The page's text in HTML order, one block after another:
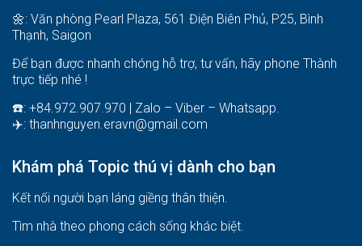
🌼: Văn phòng Pearl Plaza, 561 Điện Biên Phủ, P25, Bình
Thạnh, Saigon
Để bạn được nhanh chóng hỗ trợ, tư vấn, hãy phone Thành
trực tiếp nhé !
☎️: +84.972.907.970 | Zalo – Viber – Whatsapp.
✈️: thanhnguyen.eravn@gmail.com
Khám phá Topic thú vị dành cho bạn
Kết nối người bạn láng giềng thân thiện.
Tìm nhà theo phong cách sống khác biệt.